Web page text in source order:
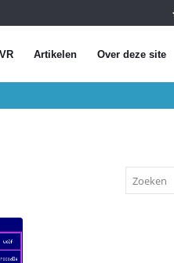
VR Artikelen Over deze site